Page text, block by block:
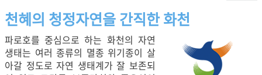
천혜의 청정자연을 간직한 화천
파로호를 중심으로 하는 화천의 자연
생태는 여러 종류의 멸종 위기종이 살
아갈 정도로 자연 생태계가 잘 보존되